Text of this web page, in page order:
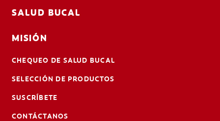
SALUD BUCAL
MISIÓN
CHEQUEO DE SALUD BUCAL
SELECCIÓN DE PRODUCTOS
SUSCRÍBETE
CONTÁCTANOS